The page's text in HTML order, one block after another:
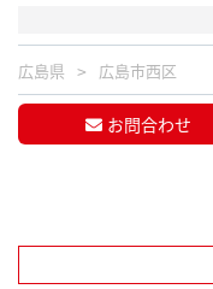
広島県 広島市西区
お問合わせ